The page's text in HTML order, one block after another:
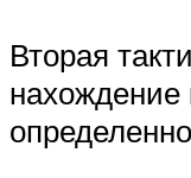
Вторая
нахождение